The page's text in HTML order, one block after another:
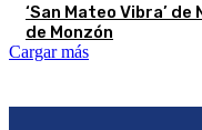
‘San Mateo Vibra’
de Monzón
Cargar más